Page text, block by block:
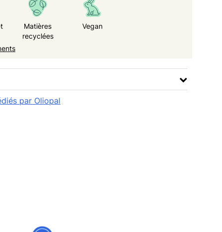
Matières
recyclées
Vegan
par Oliopal